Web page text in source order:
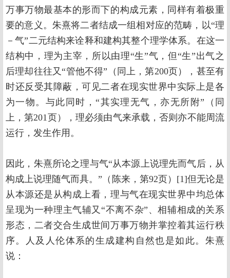
万事万物最基本的形而下的构成元素，同样有着极重
要的意义。朱熹将二者结成一组相对应的范畴，以“理
－气”二元结构来诠释和建构其整个理学体系。在这一
结构中，理为主宰，所以由理“生”气，但“生”出气之
后理却往往又“管他不得”（同上，第200页），甚至有
时还反受其障蔽，可见二者在现实世界中实际上是各
为一物。与此同时，“其实理无气，亦无所附”（同
上，第201页），理必须由气来承载，否则亦不能周流
运行，发生作用。
因此，朱熹所论之理与气“从本源上说理先而气后，从
构成上说理随气而具。”（陈来，第92页）[1]但无论是
从本源还是从构成上看，理与气在现实世界中均总体
呈现为一种理主气辅又“不离不杂”、相辅相成的关系
形态，二者交合生成世间万事万物并掌控着其运行秩
序。人及人伦体系的生成建构自然也是如此。朱熹
说：